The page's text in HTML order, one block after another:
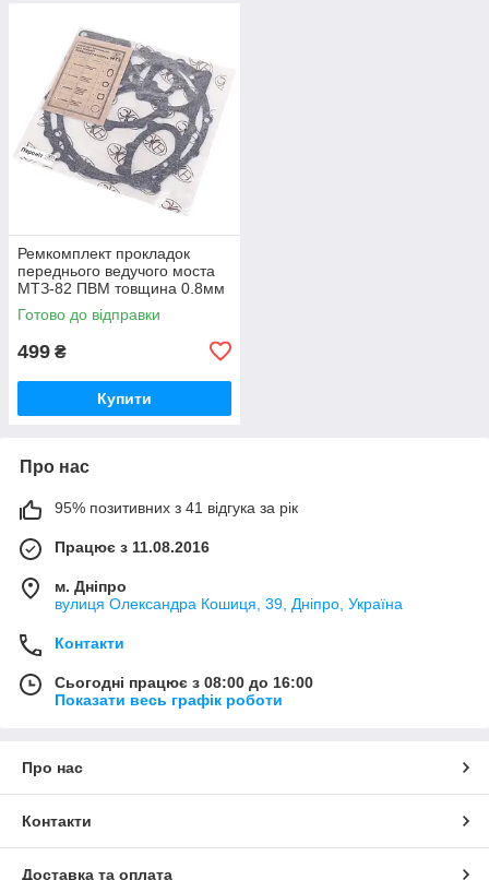
Ремкомплект прокладок
переднього ведучого моста
МТЗ-82 ПВМ товщина 0.8мм
(пароніт Україна) Р/к
переднього моста
Готово до відправки
499 ₴
Купити
Про нас
95% позитивних з 41 відгука за рік
Працює з 11.08.2016
м. Дніпро
вулиця Олександра Кошиця, 39, Дніпро, Україна
Контакти
Сьогодні працює з 08:00 до 16:00
Показати весь графік роботи
Про нас
Контакти
Доставка та оплата